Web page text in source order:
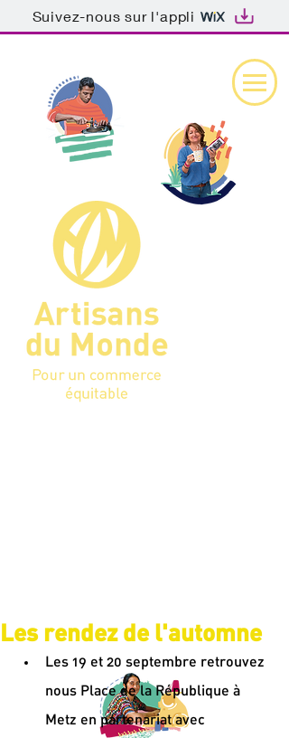
Suivez-nous sur l'appli
Les rendez de l'automne
Les 19 et 20 septembre retrouvez
nous Place de la République à
Metz en partenariat avec